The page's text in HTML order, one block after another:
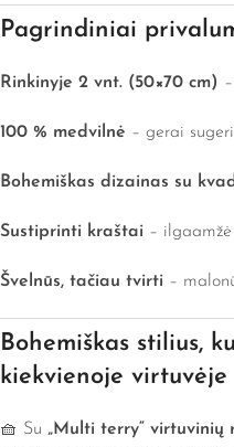
Pagrindiniai
Rinkinyje 2 vnt. (50×70 cm)
100 % medvilnė – gerai
Bohemiškas dizainas su
Sustiprinti kraštai – ilgaamžė
Švelnūs, tačiau tvirti –
Bohemiškas stilius,
kiekvienoje virtuvėje
🧺 Su „Multi terry“ virtuvinių